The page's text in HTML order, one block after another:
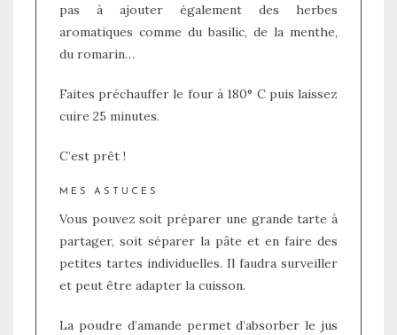
pas à ajouter également des herbes
aromatiques comme du basilic, de la menthe,
du romarin…
Faites préchauffer le four à 180° C puis laissez
cuire 25 minutes.
C’est prêt !
MES ASTUCES
Vous pouvez soit préparer une grande tarte à
partager, soit séparer la pâte et en faire des
petites tartes individuelles. Il faudra surveiller
et peut être adapter la cuisson.
La poudre d’amande permet d’absorber le jus